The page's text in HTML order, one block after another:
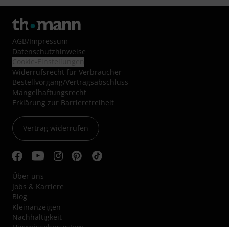
AGB/Impressum
Datenschutzhinweise
Widerrufsrecht für Verbraucher
Bestellvorgang/Vertragsabschluss
Mängelhaftungsrecht
Erklärung zur Barrierefreiheit
Vertrag widerrufen
Über uns
Jobs & Karriere
Blog
Kleinanzeigen
Nachhaltigkeit